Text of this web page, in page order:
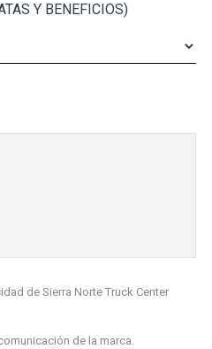
Y BENEFICIOS)
de Sierra Norte Truck Center
de la marca.